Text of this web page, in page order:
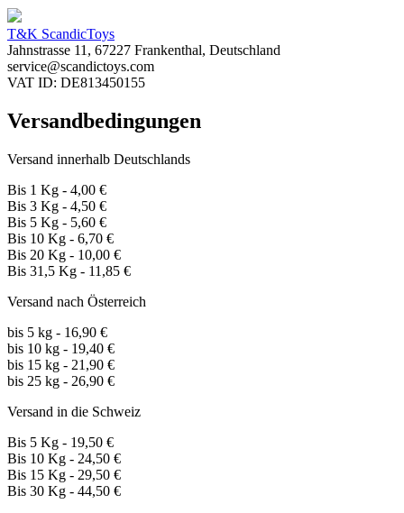
T&K ScandicToys
Jahnstrasse 11, 67227 Frankenthal, Deutschland
service@scandictoys.com
VAT ID: DE813450155
Versandbedingungen
Versand innerhalb Deutschlands
Bis 1 Kg - 4,00 €
Bis 3 Kg - 4,50 €
Bis 5 Kg - 5,60 €
Bis 10 Kg - 6,70 €
Bis 20 Kg - 10,00 €
Bis 31,5 Kg - 11,85 €
Versand nach Österreich
bis 5 kg - 16,90 €
bis 10 kg - 19,40 €
bis 15 kg - 21,90 €
bis 25 kg - 26,90 €
Versand in die Schweiz
Bis 5 Kg - 19,50 €
Bis 10 Kg - 24,50 €
Bis 15 Kg - 29,50 €
Bis 30 Kg - 44,50 €